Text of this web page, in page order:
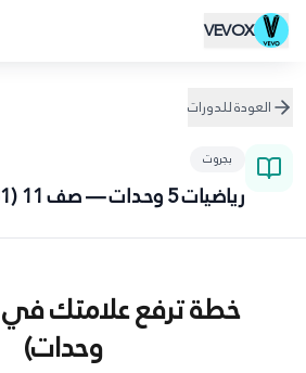
VEVOX
العودة للدورات
بجروت
رياضيات 5 وحدات — صف 11 (581)
وحدات)